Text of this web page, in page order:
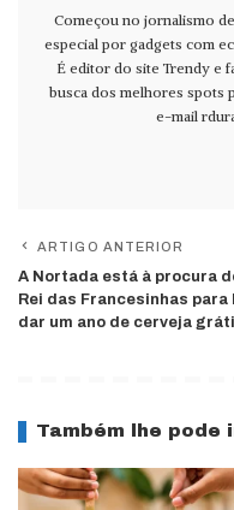
Começou no jornalismo
especial por gadgets com
É editor do site Trendy e
busca dos melhores spots
e-mail
ARTIGO ANTERIOR
A Nortada está à procura
Rei das Francesinhas para
dar um ano de cerveja
Também lhe pode